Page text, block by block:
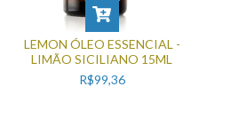
LEMON ÓLEO ESSENCIAL -
LIMÃO SICILIANO 15ML
R$99,36